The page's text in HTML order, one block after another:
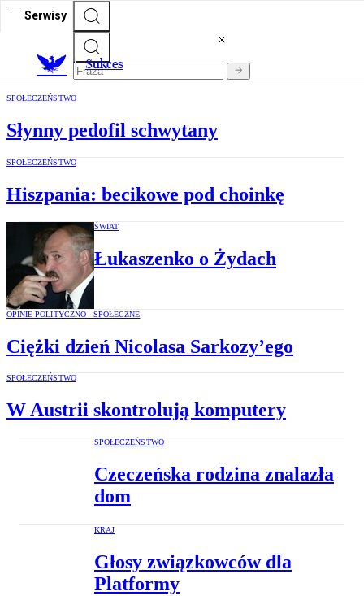
Serwisy
Sukces
SPOŁECZEŃSTWO
Słynny pedofil schwytany
SPOŁECZEŃSTWO
Hiszpania: becikowe pod choinkę
ŚWIAT
Łukaszenko o Żydach
OPINIE POLITYCZNO - SPOŁECZNE
Ciężki dzień Nicolasa Sarkozy’ego
SPOŁECZEŃSTWO
W Austrii skontrolują komputery
SPOŁECZEŃSTWO
Czeczeńska rodzina znalazła
dom
KRAJ
Głosy związkowców dla
Platformy